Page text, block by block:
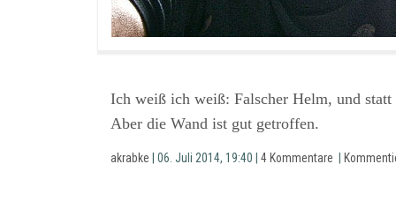
Ich weiß ich weiß: Falscher Helm, und
Aber die Wand ist gut getroffen.
akrabke | 06. Juli 2014, 19:40 | 4 Kommentare